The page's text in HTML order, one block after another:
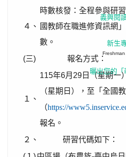
４、
時數核發：全程參與研
國教師在職進修資訊網
數。
(三)
報名方式：
１、
115年6月29日（星期一
（星期日），至「全國
（https://
報名。
２、
研習代碼如下：
義興閱
新生
Freshman
曬出您的「